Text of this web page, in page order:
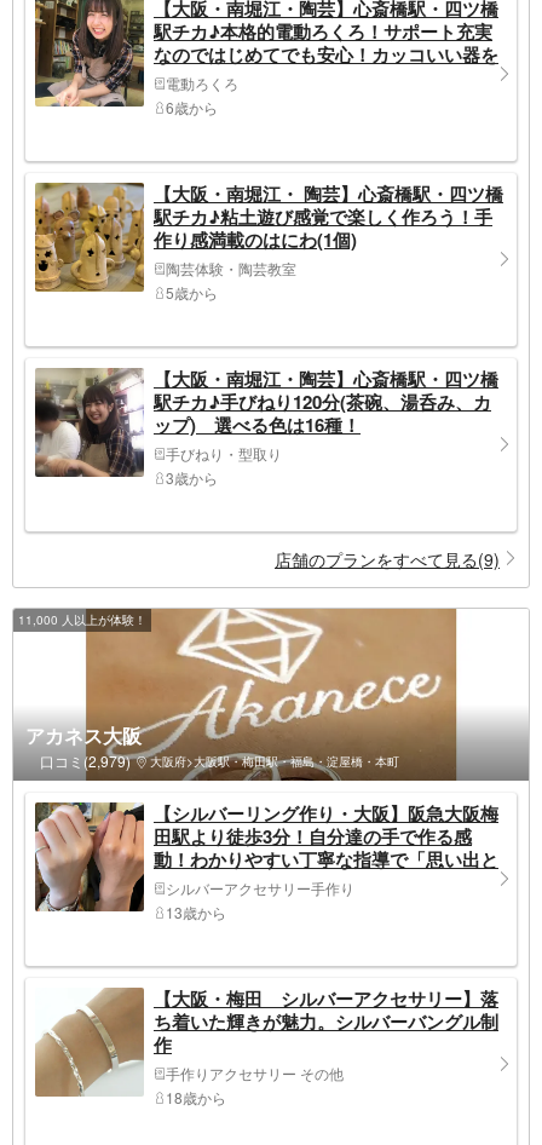
【大阪・南堀江・陶芸】心斎橋駅・四ツ橋
駅チカ♪本格的電動ろくろ！サポート充実
なのではじめてでも安心！カッコいい器を
つくろう
電動ろくろ
6歳から
【大阪・南堀江・ 陶芸】心斎橋駅・四ツ橋
駅チカ♪粘土遊び感覚で楽しく作ろう！手
作り感満載のはにわ(1個)
陶芸体験・陶芸教室
5歳から
【大阪・南堀江・陶芸】心斎橋駅・四ツ橋
駅チカ♪手びねり120分(茶碗、湯呑み、カ
ップ) 選べる色は16種！
手びねり・型取り
3歳から
店舗のプランをすべて見る(9)
11,000 人以上が体験！
アカネス大阪
口コミ(2,979) 大阪府>大阪駅・梅田駅・福島・淀屋橋・本町
【シルバーリング作り・大阪】阪急大阪梅
田駅より徒歩3分！自分達の手で作る感
動！わかりやすい丁寧な指導で「思い出と
共に」一品物作り
シルバーアクセサリー手作り
13歳から
【大阪・梅田 シルバーアクセサリー】落
ち着いた輝きが魅力。シルバーバングル制
作
手作りアクセサリー その他
18歳から